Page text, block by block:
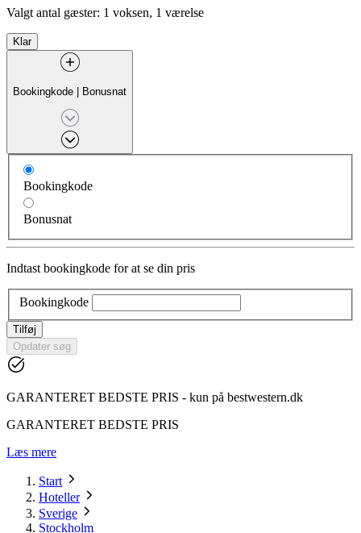
Valgt antal gæster: 1 voksen, 1 værelse
Klar
Bookingkode | Bonusnat
Bookingkode
Bonusnat
Indtast bookingkode for at se din pris
Bookingkode
Tilføj
Opdater søg
GARANTERET BEDSTE PRIS - kun på bestwestern.dk
GARANTERET BEDSTE PRIS
Læs mere
Start
Hoteller
Sverige
Stockholm